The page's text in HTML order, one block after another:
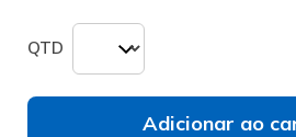
QTD
Adicionar ao